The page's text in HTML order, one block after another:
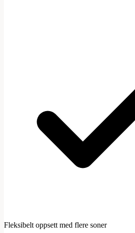
Fleksibelt oppsett med flere soner